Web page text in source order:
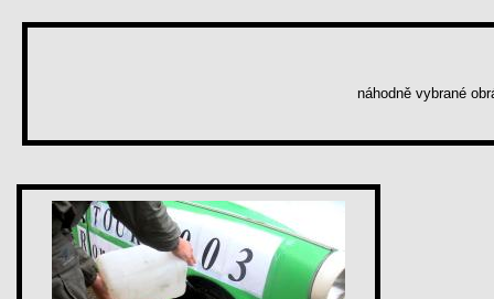
náhodně vybrané